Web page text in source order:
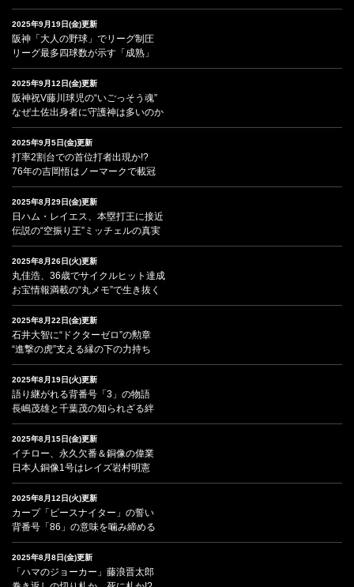
2025年9月19日(金)更新
阪神「大人の野球」でリーグ制圧
リーグ最多四球数が示す「成熟」
2025年9月12日(金)更新
阪神祝V藤川球児の“いごっそう魂”
なぜ土佐出身者に守護神は多いのか
2025年9月5日(金)更新
打率2割台での首位打者出現か!?
76年の吉岡悟はノーマークで載冠
2025年8月29日(金)更新
日ハム・レイエス、本塁打王に接近
伝説の“空振り王”ミッチェルの真実
2025年8月26日(火)更新
丸佳浩、36歳でサイクルヒット達成
お宝情報満載の“丸メモ”で生き抜く
2025年8月22日(金)更新
石井大智に“ドクターゼロ”の勲章
“進撃の虎”支える縁の下の力持ち
2025年8月19日(火)更新
語り継がれる背番号「3」の物語
長嶋茂雄と千葉茂の知られざる絆
2025年8月15日(金)更新
イチロー、永久欠番＆銅像の偉業
日本人銅像1号はレイズ岩村明憲
2025年8月12日(火)更新
カープ「ピースナイター」の誓い
背番号「86」の意味を噛み締める
2025年8月8日(金)更新
「ハマのジョーカー」藤浪晋太郎